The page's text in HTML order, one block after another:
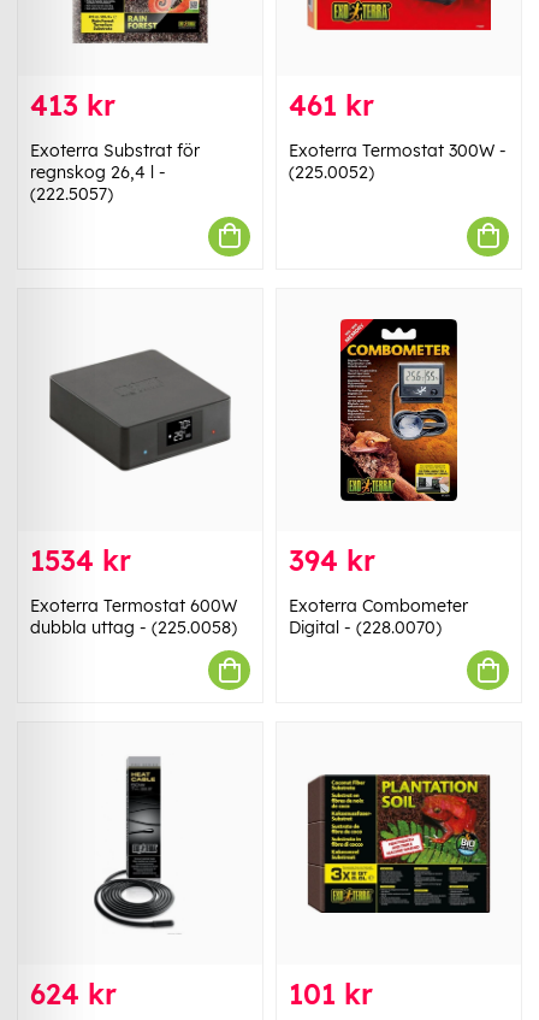
413 kr
Exoterra Substrat för
regnskog 26,4 l -
(222.5057)
461 kr
Exoterra Termostat 300W -
(225.0052)
1534 kr
Exoterra Termostat 600W
dubbla uttag - (225.0058)
394 kr
Exoterra Combometer
Digital - (228.0070)
624 kr 101 kr